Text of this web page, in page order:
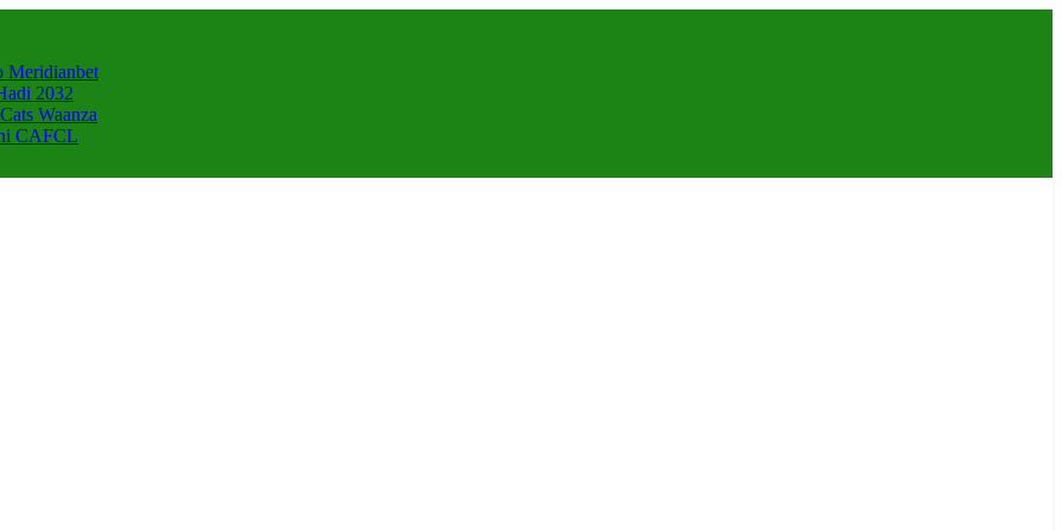
Meridianbet
2032
Waanza
CAFCL